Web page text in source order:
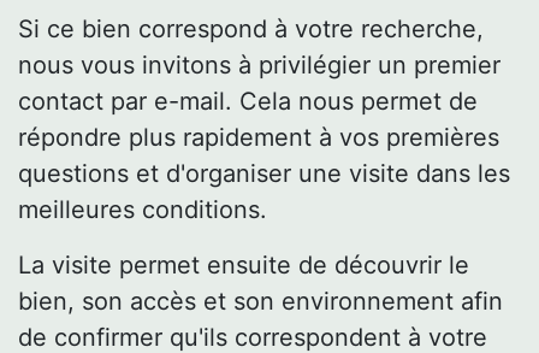
Si ce bien correspond à votre recherche,
nous vous invitons à privilégier un premier
contact par e-mail. Cela nous permet de
répondre plus rapidement à vos premières
questions et d'organiser une visite dans les
meilleures conditions.
La visite permet ensuite de découvrir le
bien, son accès et son environnement afin
de confirmer qu'ils correspondent à votre